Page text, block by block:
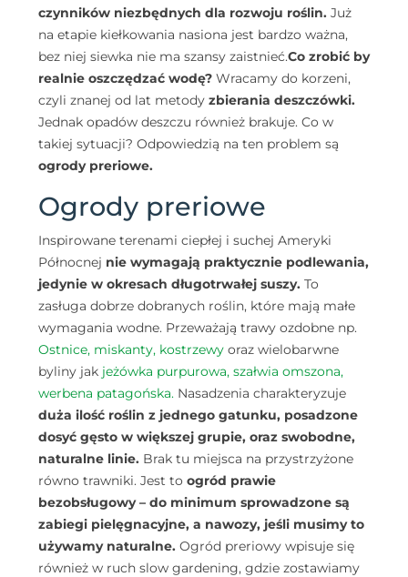
czynników niezbędnych dla rozwoju roślin. Już
na etapie kiełkowania nasiona jest bardzo ważna,
bez niej siewka nie ma szansy zaistnieć.Co zrobić by
realnie oszczędzać wodę? Wracamy do korzeni,
czyli znanej od lat metody zbierania deszczówki.
Jednak opadów deszczu również brakuje. Co w
takiej sytuacji? Odpowiedzią na ten problem są
ogrody preriowe.
Ogrody preriowe
Inspirowane terenami ciepłej i suchej Ameryki
Północnej nie wymagają praktycznie podlewania,
jedynie w okresach długotrwałej suszy. To
zasługa dobrze dobranych roślin, które mają małe
wymagania wodne. Przeważają trawy ozdobne np.
Ostnice, miskanty, kostrzewy oraz wielobarwne
byliny jak jeżówka purpurowa, szałwia omszona,
werbena patagońska. Nasadzenia charakteryzuje
duża ilość roślin z jednego gatunku, posadzone
dosyć gęsto w większej grupie, oraz swobodne,
naturalne linie. Brak tu miejsca na przystrzyżone
równo trawniki. Jest to ogród prawie
bezobsługowy – do minimum sprowadzone są
zabiegi pielęgnacyjne, a nawozy, jeśli musimy to
używamy naturalne. Ogród preriowy wpisuje się
również w ruch slow gardening, gdzie zostawiamy